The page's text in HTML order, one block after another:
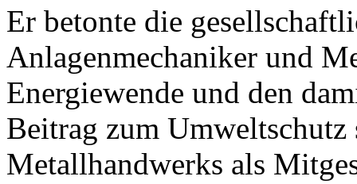
Er betonte die
Anlagenmechaniker und
Energiewende und den
Beitrag zum Umweltschutz
Metallhandwerks als